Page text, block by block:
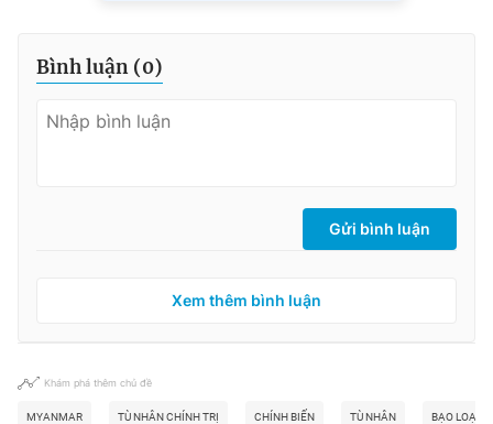
Bình luận (0)
Gửi bình luận
Xem thêm bình luận
Khám phá thêm chủ đề
MYANMAR TÙ NHÂN CHÍNH TRỊ CHÍNH BIẾN TÙ NHÂN BẠO LOẠN